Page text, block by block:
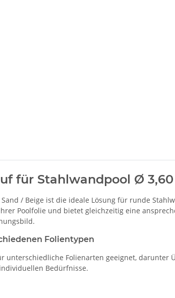
für Stahlwandpool Ø
/ Beige ist die ideale Lösung für runde
Poolfolie und bietet gleichzeitig eine
Folientypen
unterschiedliche Folienarten geeignet,
Bedürfnisse.